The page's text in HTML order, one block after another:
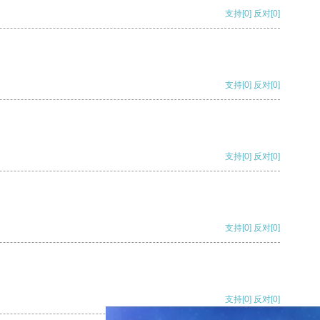
支持[0] 反对[0]
支持[0] 反对[0]
支持[0] 反对[0]
支持[0] 反对[0]
支持[0] 反对[0]